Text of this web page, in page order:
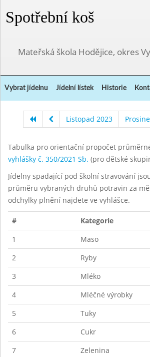
Spotřební koš
Mateřská škola Hodějice, okres
Vybrat jídelnu Jídelní lístek Historie
Listopad 2023
Tabulka pro orientační propočet
vyhlášky č. 350/2021 Sb. (pro dětské
Jídelny spadající pod školní stravování
průměru vybraných druhů potravin za
odchylky plnění najdete ve vyhlášce.
#
Kategorie
1
Maso
2
Ryby
3
Mléko
4
Mléčné výrobky
5
Tuky
6
Cukr
7
Zelenina